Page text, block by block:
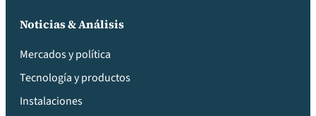
Noticias & Análisis
Mercados y política
Tecnología y productos
Instalaciones